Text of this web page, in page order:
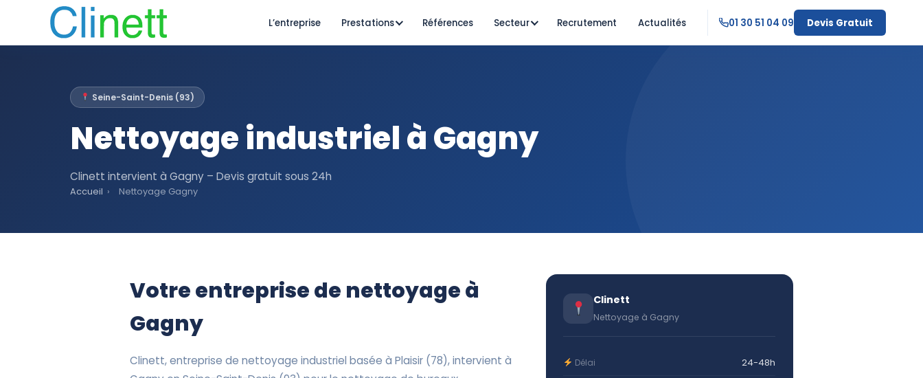
L’entreprise Prestations Références Secteur Recrutement Actualités 01 30 51 04 09 Devis Gratuit
Seine-Saint-Denis (93)
Nettoyage industriel à Gagny
Clinett intervient à Gagny – Devis gratuit sous 24h
Accueil › Nettoyage Gagny
Votre entreprise de nettoyage à
Gagny
Clinett, entreprise de nettoyage industriel basée à Plaisir (78), intervient à
Clinett
Nettoyage à Gagny
Délai 24-48h